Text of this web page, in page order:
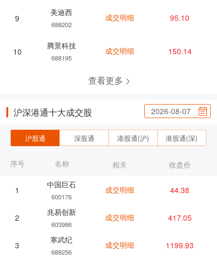
9
美迪西
688202
10
腾景科技
688195
成交明细 95.10
成交明细 150.14
查看更多
沪深港通十大成交股 2026-08-07
沪股通 深股通 港股通(沪) 港股通(深)
序号 名称
1
中国巨石
600176
2
兆易创新
603986
3
寒武纪
688256
相关 收盘价
成交明细 44.38
成交明细 417.05
成交明细 1199.93